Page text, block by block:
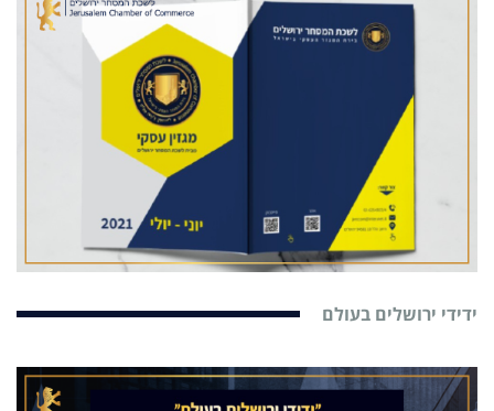
ידידי ירושלים בעולם